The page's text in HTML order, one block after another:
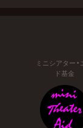
ミニシアター・
ド基金